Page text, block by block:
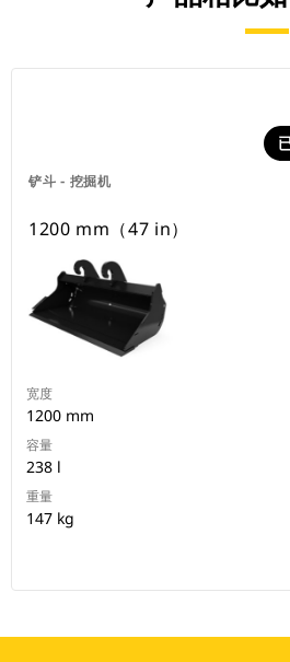
铲斗 - 挖掘机
1200 mm（47 in）
宽度
1200 mm
容量
238 l
重量
147 kg